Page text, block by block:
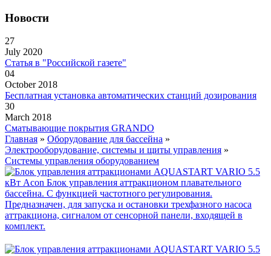
Новости
27
July 2020
Статья в "Российской газете"
04
October 2018
Бесплатная установка автоматических станций дозирования
30
March 2018
Сматывающие покрытия GRANDO
Главная » Оборудование для бассейна »
Электрооборудование, системы и щиты управления »
Системы управления оборудованием